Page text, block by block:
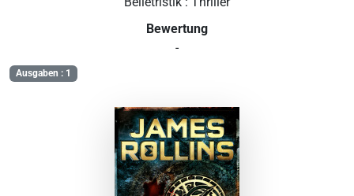
Bewertung
-
Ausgaben : 1